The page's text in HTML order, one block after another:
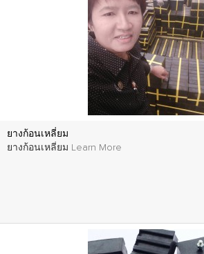
ยางก้อนเหลี่ยม
ยางก้อนเหลี่ยม Learn More